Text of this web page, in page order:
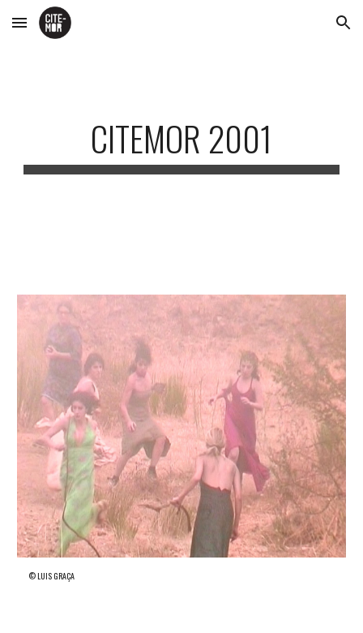
Skip to main content Skip to navigation
CITEMOR 2001
© LUIS GRAÇA